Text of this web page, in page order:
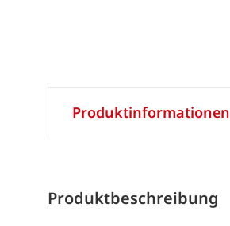
Produktinformationen
Produktbeschreibung